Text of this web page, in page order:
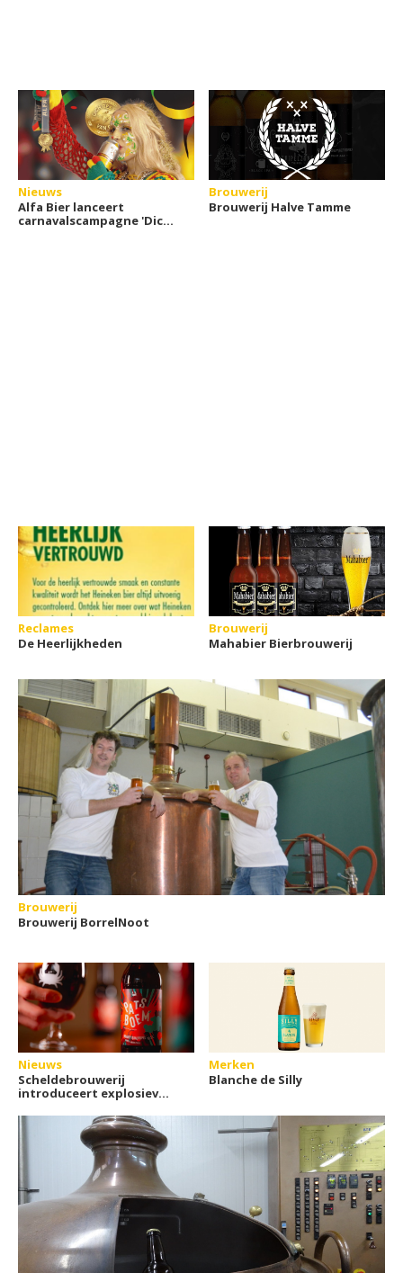
Nieuws
Alfa Bier lanceert
carnavalscampagne 'Dich
Brouwerij
Brouwerij Halve Tamme
Reclames
De Heerlijkheden
Brouwerij
Mahabier Bierbrouwerij
Brouwerij
Brouwerij BorrelNoot
Nieuws
Scheldebrouwerij
introduceert explosieve
Merken
Blanche de Silly